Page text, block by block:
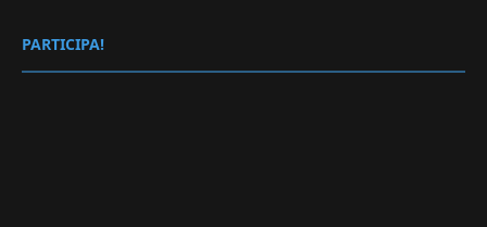
PARTICIPA!